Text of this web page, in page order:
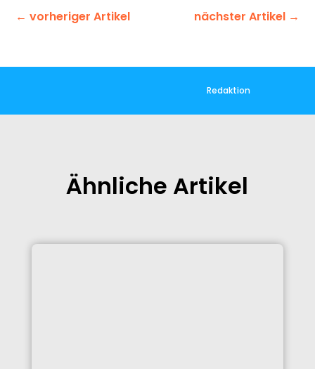
←vorheriger Artikel nächster Artikel→
Redaktion
Ähnliche Artikel